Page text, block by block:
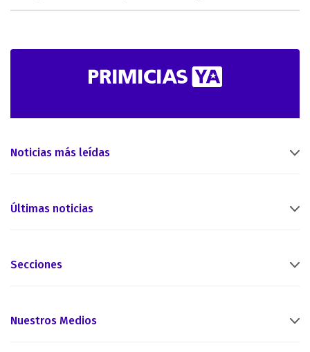
Noticias más leídas
Últimas noticias
Secciones
Nuestros Medios